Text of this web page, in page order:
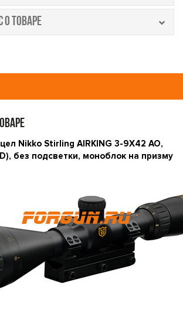
О ТОВАРЕ
Nikko Stirling AIRKING 3-9X42 AO,
без подсветки, моноблок на призму